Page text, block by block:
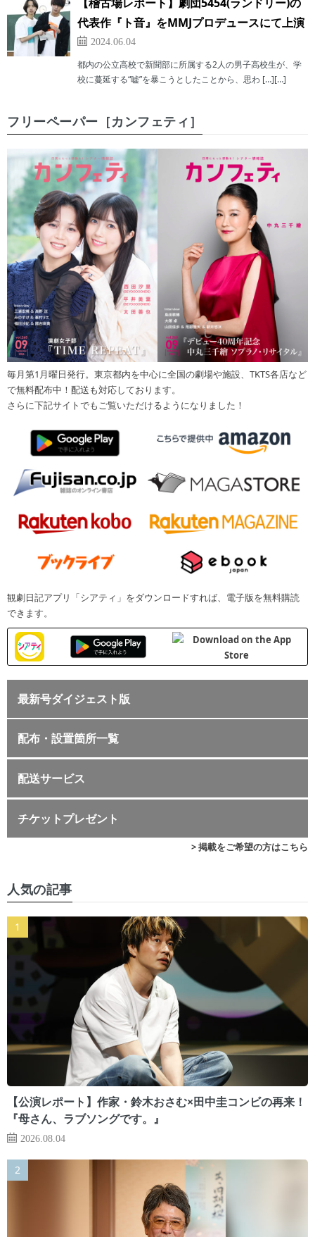
代表作『ト音』をMMJプロデュースにて上演
2024.06.04
都内の公立高校で新聞部に所属する2人の男子高校生が、学
校に蔓延する“嘘”を暴こうとしたことから、思わ […][…]
フリーペーパー［カンフェティ］
毎月第1月曜日発行。東京都内を中心に全国の劇場や施設、TKTS各店など
で無料配布中！配送も対応しております。
さらに下記サイトでもご覧いただけるようになりました！
観劇日記アプリ「シアティ」をダウンロードすれば、電子版を無料購読
できます。
最新号ダイジェスト版
配布・設置箇所一覧
配送サービス
チケットプレゼント
> 掲載をご希望の方はこちら
人気の記事
【公演レポート】作家・鈴木おさむ×田中圭コンビの再来！
『母さん、ラブソングです。』
2026.08.04